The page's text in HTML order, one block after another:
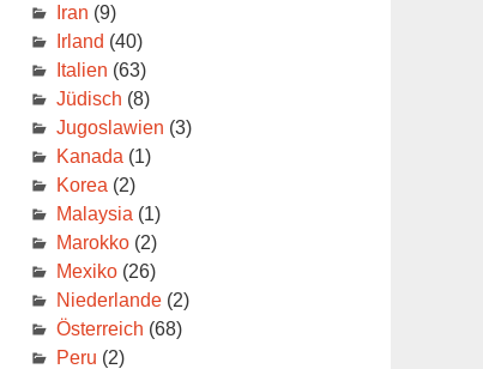
Iran (9)
Irland (40)
Italien (63)
Jüdisch (8)
Jugoslawien (3)
Kanada (1)
Korea (2)
Malaysia (1)
Marokko(2)
Mexiko(26)
Niederlande(2)
Österreich (68)
Peru (2)